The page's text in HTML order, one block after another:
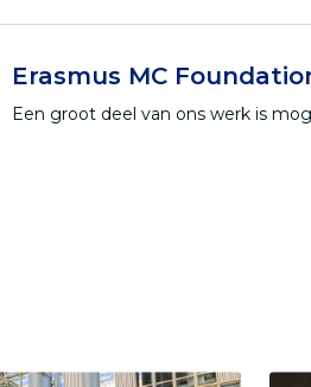
Erasmus MC
Een groot deel van ons werk is